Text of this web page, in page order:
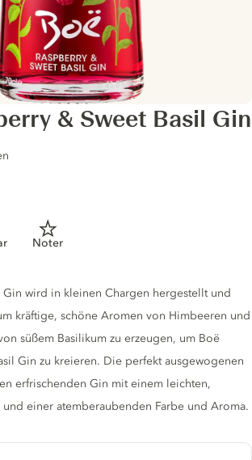
& Sweet Basil Gin
Noter
wird in kleinen Chargen hergestellt und
kräftige, schöne Aromen von Himbeeren und
süßem Basilikum zu erzeugen, um Boë
Gin zu kreieren. Die perfekt ausgewogenen
erfrischenden Gin mit einem leichten,
einer atemberaubenden Farbe und Aroma.